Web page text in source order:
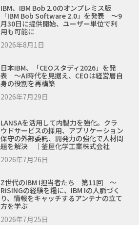
IBM、IBM Bob 2.0のオンプレミス版
「IBM Bob Software 2.0」を発表 ～9
月30日に提供開始、ユーザー単位で利
用も可能に
2026年8月1日
日本IBM、「CEOスタディ2026」を発
表 ～AI時代を見据え、CEOは経営層自
身の役割を再構築
2026年7月29日
LANSAを活用して内製力を強化。クラ
ウドサービスの採用、アプリケーション
保守の外部委託、開発力の強化で人材問
題を解決 ｜釜屋化学工業株式会社
2026年7月26日
Z世代のIBM I担当者たち 第11回 ～
RiSINGの経験を糧に、IBM Iの人脈づく
り、情報をキャッチするアンテナの立て
方を学ぶ
2026年7月25日